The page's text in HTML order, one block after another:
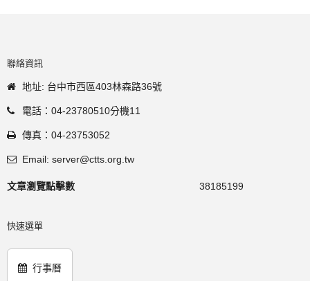
聯絡資訊
地址: 台中市西區403林森路36號
電話：04-23780510分機11
傳真：04-23753052
Email: server@ctts.org.tw
文章瀏覽點擊數 38185199
快速選單
行事曆